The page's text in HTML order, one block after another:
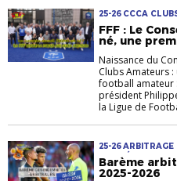
25-26 CCCA
FFF : Le
né, une
Naissance du
Clubs Amateurs
football amateur
président
la Ligue de
25-26 ARBITRAGE
COMPÉTITIONS
Barème
2025-2026